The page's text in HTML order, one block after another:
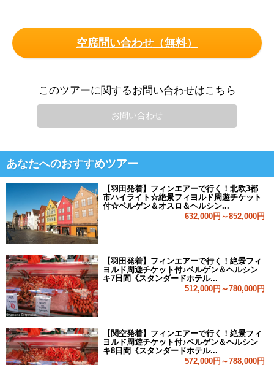
空席問い合わせ（無料）
このツアーに関するお問い合わせはこちら
お問い合わせ
あなたへのおすすめツアー
【羽田発着】フィンエアーで行く！北欧3都
市ハイライト☆絶景フィヨルド周遊チケット
付☆ベルゲン＆オスロ＆ヘルシン...
632,000円～852,000円
【羽田発着】フィンエアーで行く！絶景フィ
ヨルド周遊チケット付♪ベルゲン＆ヘルシン
キ7日間《スタンダードホテル...
512,000円～780,000円
【関空発着】フィンエアーで行く！絶景フィ
ヨルド周遊チケット付♪ベルゲン＆ヘルシン
キ8日間《スタンダードホテル...
572,000円～788,000円